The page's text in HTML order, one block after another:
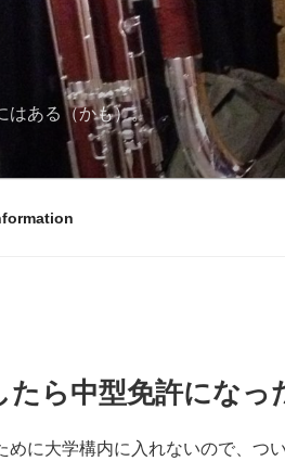
はある（かも）。
たら中型免許になっ
めに大学構内に入れないので、つ